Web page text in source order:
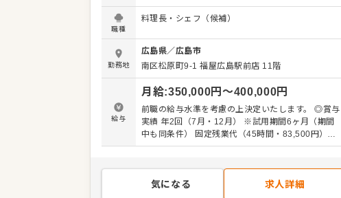
店が新しい料理長を迎えます。 私たちは、経験ある
寿司職人の皆様を前職給与保証という確かな形でお
2026年1月に広島駅前・福屋11階へ出店いたしまし
た。当店の板場は手握りに徹底してこだわってお
り、職人としての腕の見せ所が豊富にあります。 即
戦力として、これまで培ってきたすべての技術を存
分に発揮していただける環境です。 お任せする業務
内容は以下の通りです。 ・魚を捌くなどの仕込み全
般 ・寿司の握り（手握り） ・接客 ・一品料理の調
上心を持って板場を支えてくださる職人を求めてい
ます。 手握りにこだわる環境で、料理長としてあな
たの確かな技術を福屋広島駅前店で発揮してくださ
職種
料理長・シェフ（候補）
勤務地
広島県／広島市
南区松原町9-1 福屋広島駅前店 11階
給与
月給:350,000円〜400,000円
前職の給与水準を考慮の上決定いたします。 ◎賞与
実績 年2回（7月・12月） ※試用期間6ヶ月（期間
中も同条件） 固定残業代（45時間・83,500円）含
む。超過分は別途支給
気になる 求人詳細